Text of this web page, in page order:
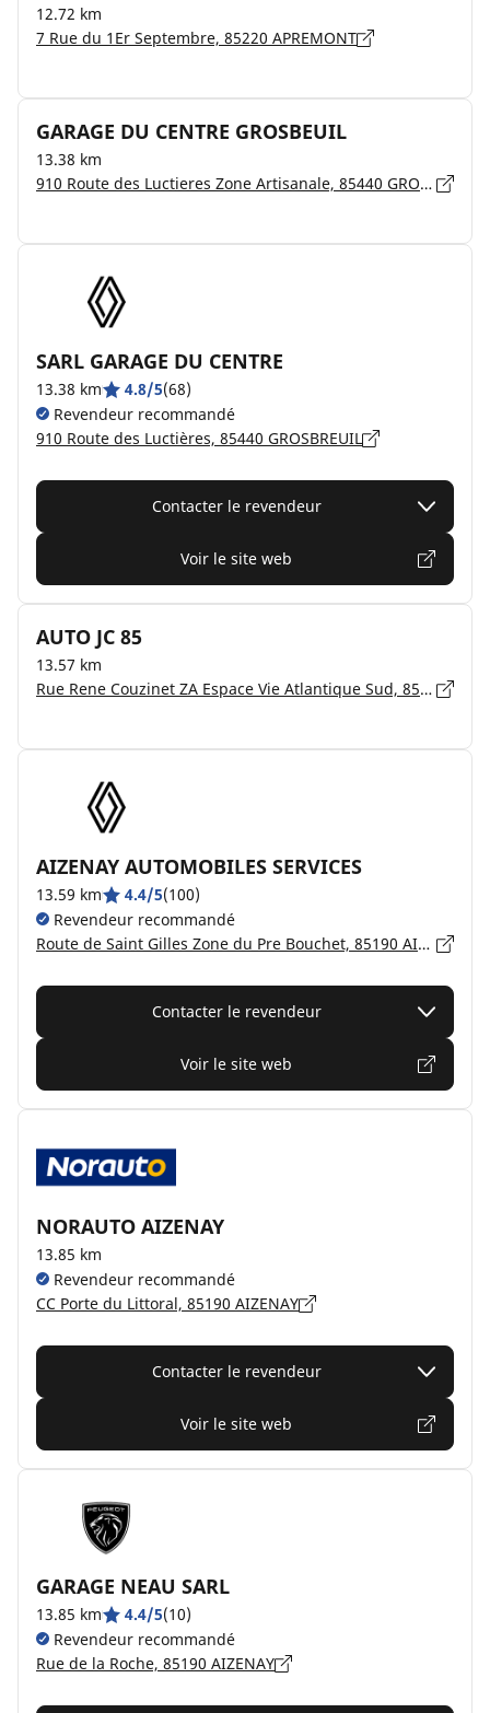
12.72 km
7 Rue du 1Er Septembre, 85220 APREMONT
GARAGE DU CENTRE GROSBEUIL
13.38 km
910 Route des Luctieres Zone Artisanale, 85440 GROSBEUIL
SARL GARAGE DU CENTRE
13.38 km 4.8/5(68)
Revendeur recommandé
910 Route des Luctières, 85440 GROSBREUIL
Contacter le revendeur
Voir le site web
AUTO JC 85
13.57 km
Rue Rene Couzinet ZA Espace Vie Atlantique Sud, 85190 AIZENAY
AIZENAY AUTOMOBILES SERVICES
13.59 km 4.4/5(100)
Revendeur recommandé
Route de Saint Gilles Zone du Pre Bouchet, 85190 AIZENAY
Contacter le revendeur
Voir le site web
NORAUTO AIZENAY
13.85 km
Revendeur recommandé
CC Porte du Littoral, 85190 AIZENAY
Contacter le revendeur
Voir le site web
GARAGE NEAU SARL
13.85 km 4.4/5(10)
Revendeur recommandé
Rue de la Roche, 85190 AIZENAY